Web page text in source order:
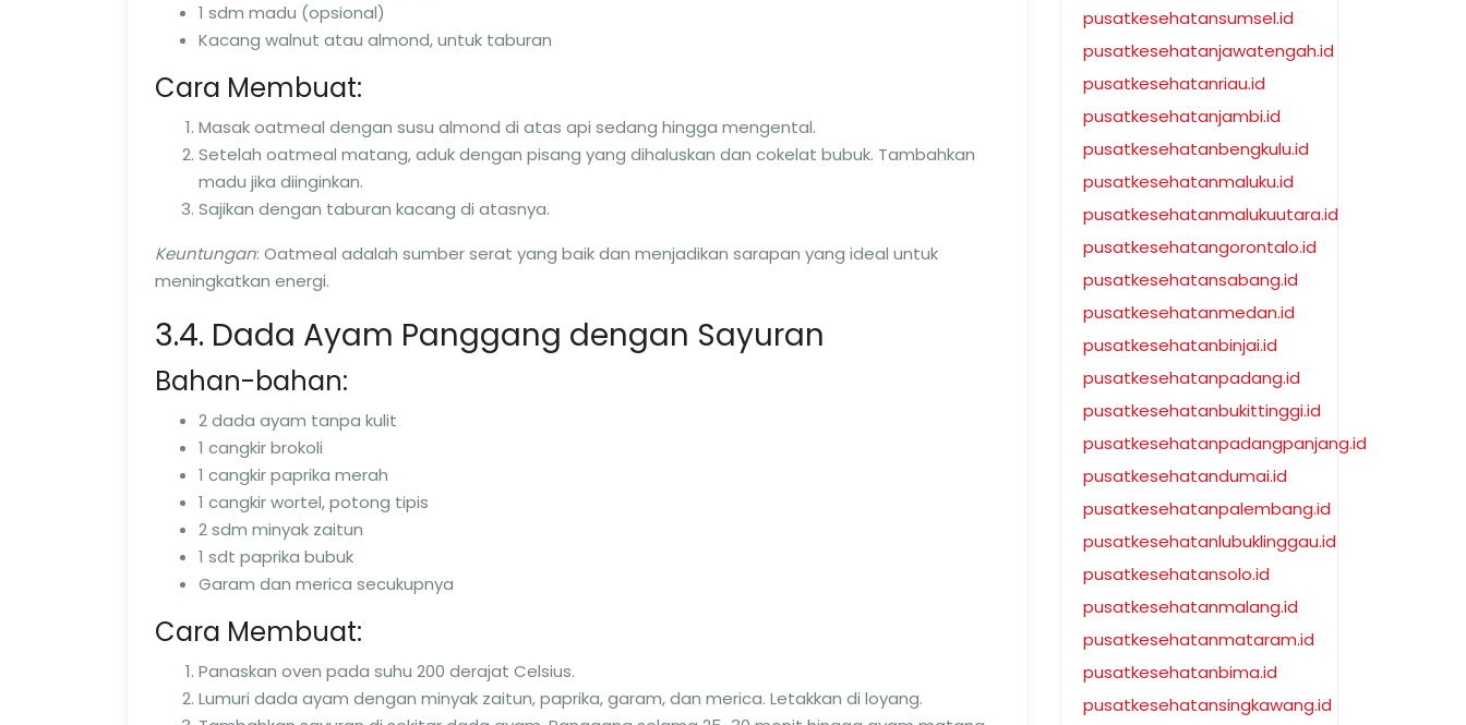
1 sdm madu (opsional)
Kacang walnut atau almond, untuk taburan
Cara Membuat:
Masak oatmeal dengan susu almond di atas api sedang hingga mengental.
Setelah oatmeal matang, aduk dengan pisang yang dihaluskan dan cokelat bubuk. Tambahkan
madu jika diinginkan.
Sajikan dengan taburan kacang di atasnya.
Keuntungan: Oatmeal adalah sumber serat yang baik dan menjadikan sarapan yang ideal untuk
meningkatkan energi.
3.4. Dada Ayam Panggang dengan Sayuran
Bahan-bahan:
2 dada ayam tanpa kulit
1 cangkir brokoli
1 cangkir paprika merah
1 cangkir wortel, potong tipis
2 sdm minyak zaitun
1 sdt paprika bubuk
Garam dan merica secukupnya
Cara Membuat:
Panaskan oven pada suhu 200 derajat Celsius.
Lumuri dada ayam dengan minyak zaitun, paprika, garam, dan merica. Letakkan di loyang.
pusatkesehatansumsel.id
pusatkesehatanjawatengah.id
pusatkesehatanriau.id
pusatkesehatanjambi.id
pusatkesehatanbengkulu.id
pusatkesehatanmaluku.id
pusatkesehatanmalukuutara.id
pusatkesehatangorontalo.id
pusatkesehatansabang.id
pusatkesehatanmedan.id
pusatkesehatanbinjai.id
pusatkesehatanpadang.id
pusatkesehatanbukittinggi.id
pusatkesehatanpadangpanjang.id
pusatkesehatandumai.id
pusatkesehatanpalembang.id
pusatkesehatanlubuklinggau.id
pusatkesehatansolo.id
pusatkesehatanmalang.id
pusatkesehatanmataram.id
pusatkesehatanbima.id
pusatkesehatansingkawang.id